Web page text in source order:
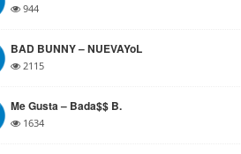
944
BAD BUNNY – NUEVAYoL
2115
Me Gusta – Bada$$ B.
1634